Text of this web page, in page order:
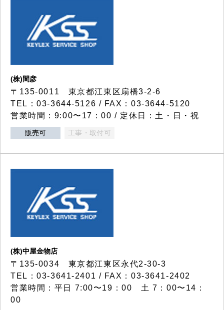
(株)間彦
〒135-0011 東京都江東区扇橋3-2-6
TEL：03-3644-5126 / FAX：03-3644-5120
営業時間：9:00〜17：00 / 定休日：土・日・祝
販売可 工事・取付可
(株)中屋金物店
〒135-0034 東京都江東区永代2-30-3
TEL：03-3641-2401 / FAX：03-3641-2402
営業時間：平日 7:00〜19：00 土 7：00〜14：
00